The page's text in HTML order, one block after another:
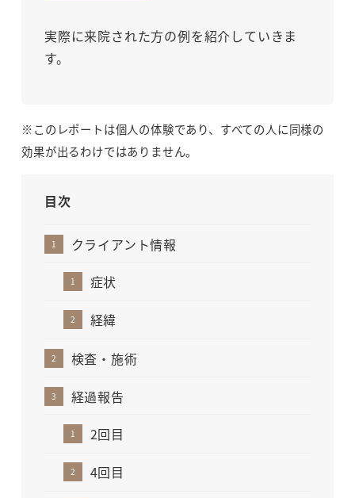
実際に来院された方の例を紹介していきま
す。
※このレポートは個人の体験であり、すべての人に同様の
効果が出るわけではありません。
目次
クライアント情報
症状
経緯
検査・施術
経過報告
2回目
4回目